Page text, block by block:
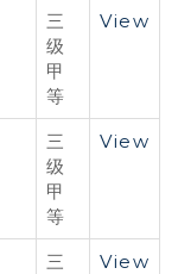
三
级
甲
等
View
三
级
甲
等
View
三
View